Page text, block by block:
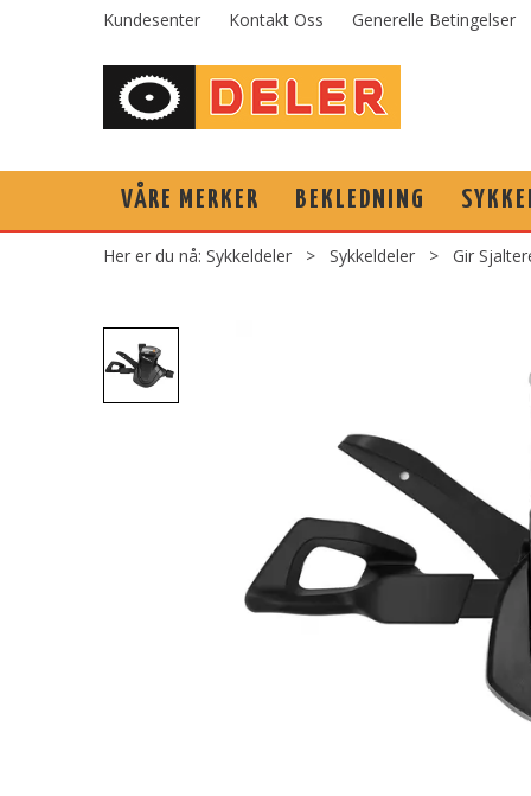
Kundesenter Kontakt Oss Generelle Betingelser
VÅRE MERKER BEKLEDNING
Her er du nå: Sykkeldeler > Sykkeldeler > Gir